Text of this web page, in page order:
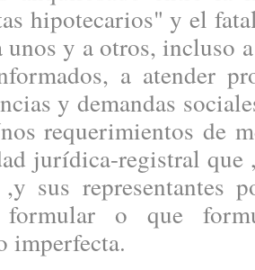
hipotecarios" y el
unos y a otros, incluso
a atender
y demandas
requerimientos de
jurídica-registral que
sus representantes
o que
imperfecta.